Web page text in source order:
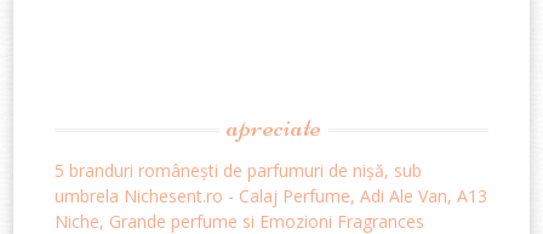
apreciate
5 branduri românești de parfumuri de nișă, sub
umbrela Nichesent.ro - Calaj Perfume, Adi Ale Van, A13
Niche, Grande perfume si Emozioni Fragrances